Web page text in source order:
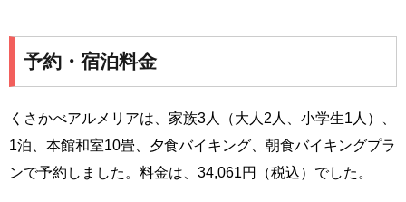
予約・宿泊料金
くさかべアルメリアは、家族3人（大人2人、小学生1人）、
1泊、本館和室10畳、夕食バイキング、朝食バイキングプラ
ンで予約しました。料金は、34,061円（税込）でした。